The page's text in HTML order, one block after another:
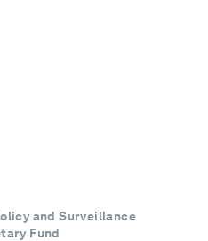
and Surveillance
Fund